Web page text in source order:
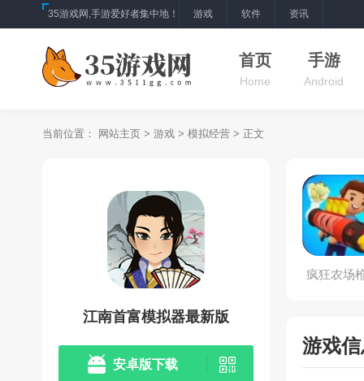
35游戏网,手游爱好者集中地！ 游戏 软件 资讯
首页
Home
手游
Android
当前位置： 网站主页 > 游戏 > 模拟经营 > 正文
江南首富模拟器最新版
安卓版下载
疯狂农场
游戏